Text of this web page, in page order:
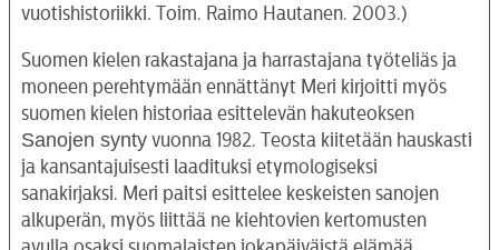
vuotishistoriikki. Toim. Raimo Hautanen. 2003.)
Suomen kielen rakastajana ja harrastajana työteliäs ja
moneen perehtymään ennättänyt Meri kirjoitti myös
suomen kielen historiaa esittelevän hakuteoksen
Sanojen synty vuonna 1982. Teosta kiitetään hauskasti
ja kansantajuisesti laadituksi etymologiseksi
sanakirjaksi. Meri paitsi esittelee keskeisten sanojen
alkuperän, myös liittää ne kiehtovien kertomusten